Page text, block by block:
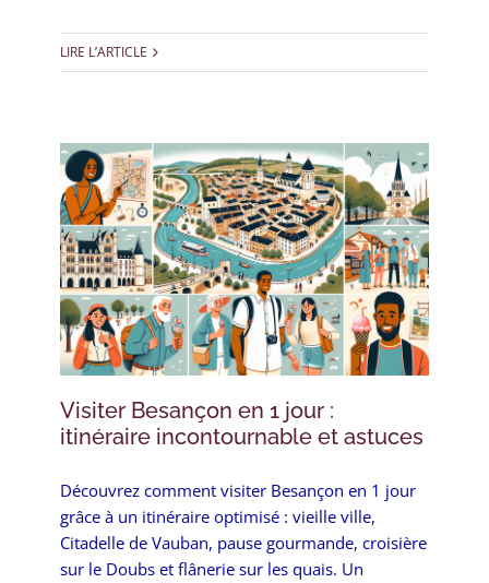
LIRE L’ARTICLE
Visiter Besançon en 1 jour :
itinéraire incontournable et astuces
Découvrez comment visiter Besançon en 1 jour
grâce à un itinéraire optimisé : vieille ville,
Citadelle de Vauban, pause gourmande, croisière
sur le Doubs et flânerie sur les quais. Un